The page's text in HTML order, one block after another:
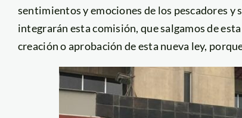
sentimientos y emociones de los pescadores y
integrarán esta comisión, que salgamos de
creación o aprobación de esta nueva ley,